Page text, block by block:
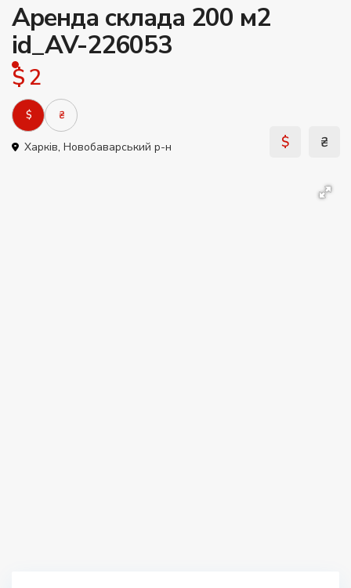
Аренда склада 200 м2
id_AV-226053
$ 2
$ ₴
Харків, Новобаварський р-н $ ₴